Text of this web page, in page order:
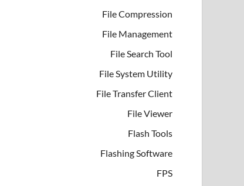
File Compression
File Management
File Search Tool
File System Utility
File Transfer Client
File Viewer
Flash Tools
Flashing Software
FPS